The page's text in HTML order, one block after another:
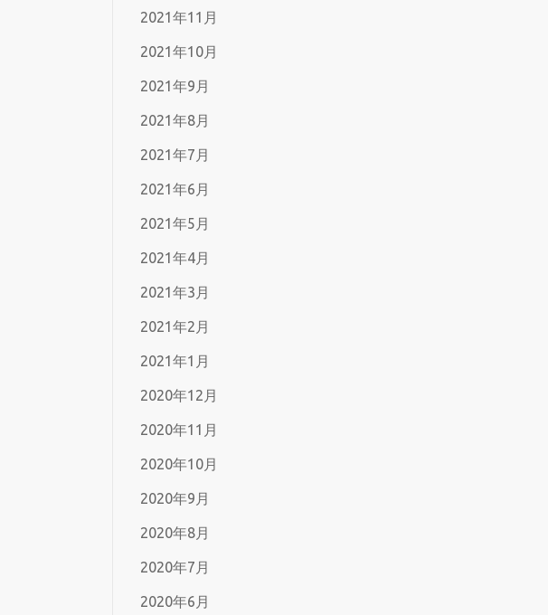
2021年11月
2021年10月
2021年9月
2021年8月
2021年7月
2021年6月
2021年5月
2021年4月
2021年3月
2021年2月
2021年1月
2020年12月
2020年11月
2020年10月
2020年9月
2020年8月
2020年7月
2020年6月